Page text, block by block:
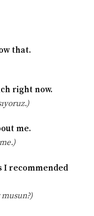
that.
right now.
me.
I recommended